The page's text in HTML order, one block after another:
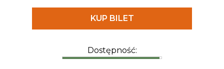
KUP BILET
Dostępność: